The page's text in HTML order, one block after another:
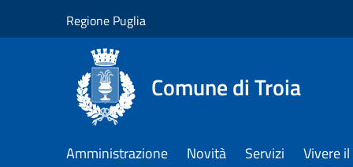
Regione Puglia
Comune di Troia
Amministrazione Novità Servizi Vivere